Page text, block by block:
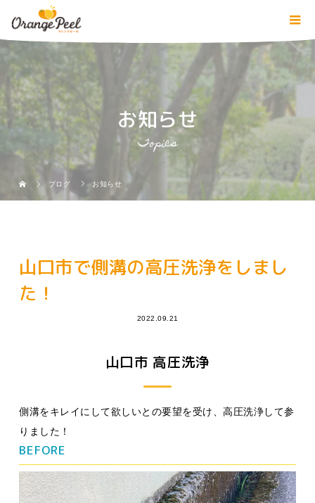
お知らせ
Topics
ブログ お知らせ
山口市で側溝の高圧洗浄をしまし
た！
2022.09.21
山口市 高圧洗浄
側溝をキレイにして欲しいとの要望を受け、高圧洗浄して参
りました！
BEFORE